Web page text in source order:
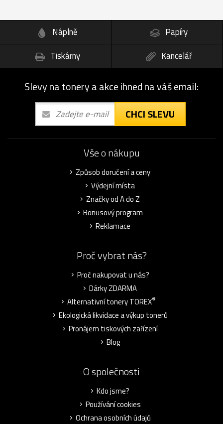
Náplně
Papíry
Tiskárny
Kancelář
Slevy na tonery a akce ihned na váš email:
CHCI SLEVU
Vše o nákupu
Způsob doručení a ceny
Výdejní místa
Značky od A do Z
Bonusový program
Reklamace
Proč vybrat nás?
Proč nakupovat u nás?
Dárky ZDARMA
Alternativní tonery TOREX®
Ekologická likvidace a výkup tonerů
Pronájem tiskových zařízení
Blog
O společnosti
Kdo jsme?
Používání cookies
Ochrana osobních údajů